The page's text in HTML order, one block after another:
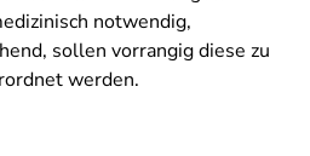
notwendig,
sollen vorrangig diese zu
werden.